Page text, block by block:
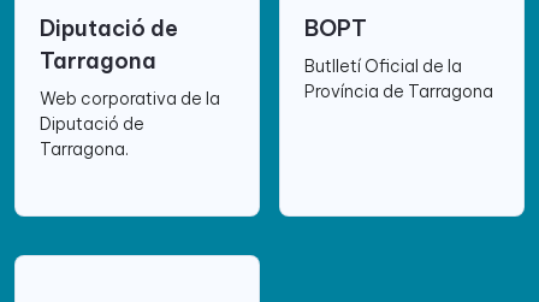
Diputació de
Tarragona
Web corporativa de la
Diputació de
Tarragona.
BOPT
Butlletí Oficial de la
Província de Tarragona